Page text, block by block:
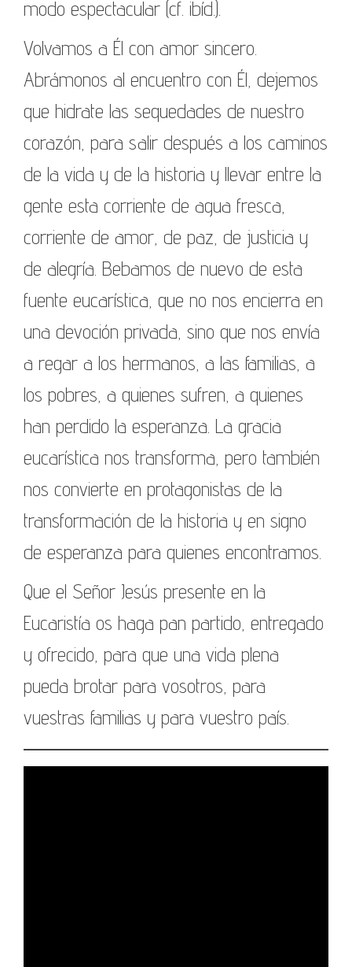
modo espectacular (cf. ibíd.).
Volvamos a Él con amor sincero.
Abrámonos al encuentro con Él, dejemos
que hidrate las sequedades de nuestro
corazón, para salir después a los caminos
de la vida y de la historia y llevar entre la
gente esta corriente de agua fresca,
corriente de amor, de paz, de justicia y
de alegría. Bebamos de nuevo de esta
fuente eucarística, que no nos encierra en
una devoción privada, sino que nos envía
a regar a los hermanos, a las familias, a
los pobres, a quienes sufren, a quienes
han perdido la esperanza. La gracia
eucarística nos transforma, pero también
nos convierte en protagonistas de la
transformación de la historia y en signo
de esperanza para quienes encontramos.
Que el Señor Jesús presente en la
Eucaristía os haga pan partido, entregado
y ofrecido, para que una vida plena
pueda brotar para vosotros, para
vuestras familias y para vuestro país.